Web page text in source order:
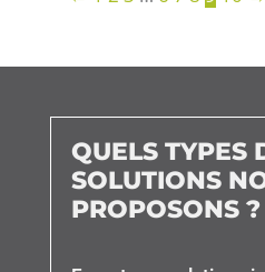
QUELS TYPES
SOLUTIONS
PROPOSONS ?